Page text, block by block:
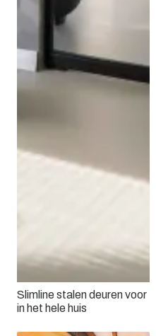
Slimline stalen deuren voor
in het hele huis